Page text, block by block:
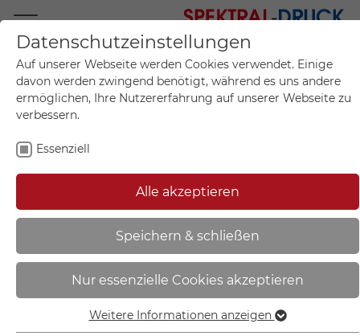
Mo.-Fr. 09:00-17:00
+49 (0)711 55 75 25
Mein Konto
Mein Warenkorb
Sie sind hier: Start
Brandschutzschild | Mittel und
Geräte zur Brandbekämpfung -
43.A5180
Datenschutzeinstellungen
Auf unserer Webseite werden Cookies verwendet. Einige
davon werden zwingend benötigt, während es uns andere
ermöglichen, Ihre Nutzererfahrung auf unserer Webseite zu
verbessern.
Essenziell
Alle akzeptieren
Speichern & schließen
Nur essenzielle Cookies akzeptieren
Essenziell
Weitere Informationen anzeigen